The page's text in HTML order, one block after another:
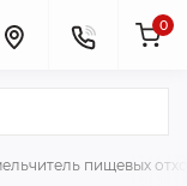
0
пищевых